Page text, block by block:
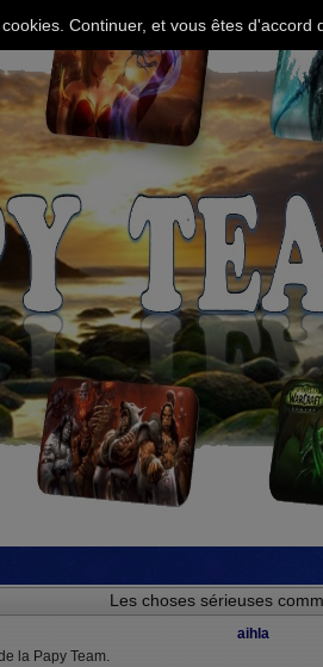
Les choses sérieuses
aihla
la Papy Team.
Continuer, et vous êtes d'accord